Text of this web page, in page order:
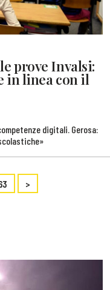
prove Invalsi:
in linea con il
digitali. Gerosa:
>